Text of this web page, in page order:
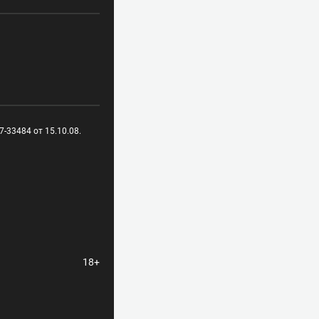
33484 от 15.10.08.
18+